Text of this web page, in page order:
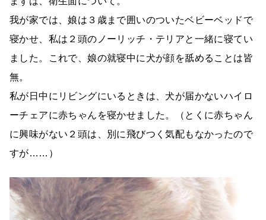
我が家では、娘は３歳まで囲いのついたベビーベッドで
寝かせ、私は２頭のノーリッチ・テリアと一緒に寝てい
ました。これで、娘の就寝中に犬が顔を舐めることは皆
無。
私が日中にリビングにいるときは、犬が届かないハイロ
ーチェアに赤ちゃんを寝かせました。（とくに赤ちゃん
に興味がない２頭は、別に飛びつく気配もなかったので
すが……）